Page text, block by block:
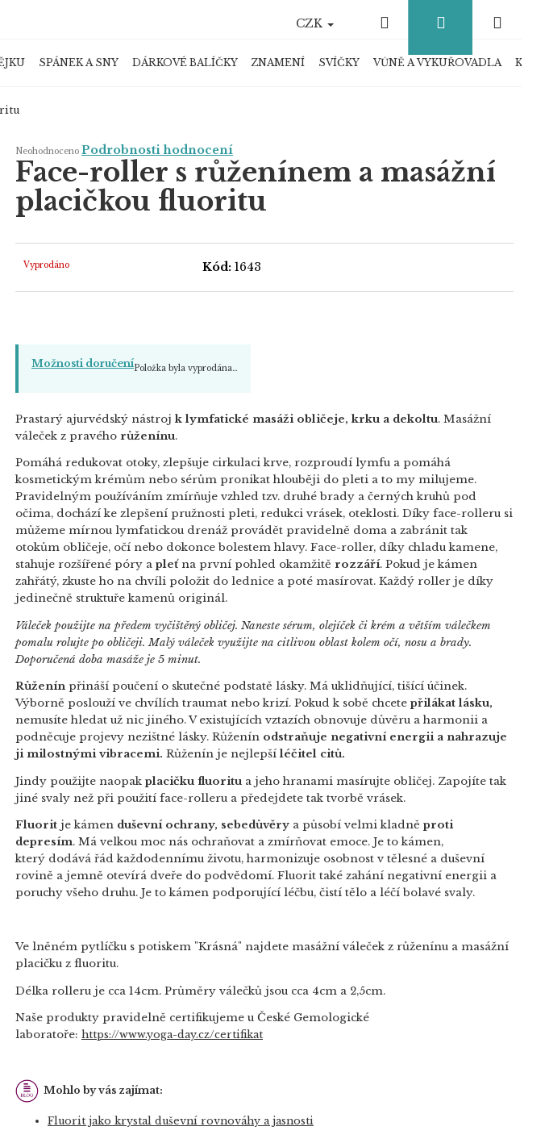
SPÁNEK A SNY DÁRKOVÉ BALÍČKY ZNAMENÍ SVÍČKY VŮNĚ A VYKUŘOVADLA
CZK Hledat Přihlášení
košík
Průměrné
hodnocení
produktu
je
z
hvězdiček.
Neohodnoceno Podrobnosti hodnocení
Face-roller s růženínem a masážní
placičkou fluoritu
Vyprodáno Kód: 1643
Možnosti doručeníPoložka byla vyprodána…
Prastarý ajurvédský nástroj k lymfatické masáži obličeje, krku a dekoltu. Masážní
váleček z pravého růženínu.
Pomáhá redukovat otoky, zlepšuje cirkulaci krve, rozproudí lymfu a pomáhá
kosmetickým krémům nebo sérům pronikat hlouběji do pleti a to my milujeme.
Pravidelným používáním zmírňuje vzhled tzv. druhé brady a černých kruhů pod
očima, dochází ke zlepšení pružnosti pleti, redukci vrásek, oteklosti. Díky face-rolleru si
můžeme mírnou lymfatickou drenáž provádět pravidelně doma a zabránit tak
otokům obličeje, očí nebo dokonce bolestem hlavy. Face-roller, díky chladu kamene,
stahuje rozšířené póry a pleťna první pohled okamžitě rozzáří. Pokud je kámen
zahřátý, zkuste ho na chvíli položit do lednice a poté masírovat. Každý roller je díky
jedinečně struktuře kamenů originál.
Váleček použijte na předem vyčištěný obličej. Naneste sérum, olejíček či krém a větším válečkem
pomalu rolujte po obličeji. Malý váleček využijte na citlivou oblast kolem očí, nosu a brady.
Doporučená doba masáže je 5 minut.
Růženín přináší poučení o skutečné podstatě lásky. Má uklidňující, tišící účinek.
Výborně poslouží ve chvílích traumat nebo krizí. Pokud k sobě chcete přilákat lásku,
nemusíte hledat už nic jiného. V existujících vztazích obnovuje důvěru a harmonii a
podněcuje projevy nezištné lásky. Růženín odstraňuje negativní energii a nahrazuje
ji milostnými vibracemi. Růženín je nejlepšíléčitel citů.
Jindy použijte naopak placičku fluoritua jeho hranami masírujte obličej. Zapojíte tak
jiné svaly než při použití face-rolleru a předejdete tak tvorbě vrásek.
Fluorit je kámen duševní ochrany, sebedůvěry a působí velmi kladně proti
depresím. Má velkou moc nás ochraňovat a zmírňovat emoce. Je to kámen,
který dodává řád každodennímu životu, harmonizuje osobnost v tělesné a duševní
rovině a jemně otevírá dveře do podvědomí. Fluorit také zahání negativní energii a
poruchy všeho druhu. Je to kámen podporující léčbu, čistí tělo a léčí bolavé svaly.
Ve lněném pytlíčku s potiskem "Krásná" najdete masážní váleček z růženínu a masážní
placičku z fluoritu.
Délka rolleru je cca 14cm. Průměry válečků jsou cca 4cm a 2,5cm.
Naše produkty pravidelně certifikujeme u České Gemologické
laboratoře: https://www.yoga-day.cz/certifikat
Mohlo by vás zajímat:
Fluorit jako krystal duševní rovnováhy a jasnosti
najít?
HLEDAT